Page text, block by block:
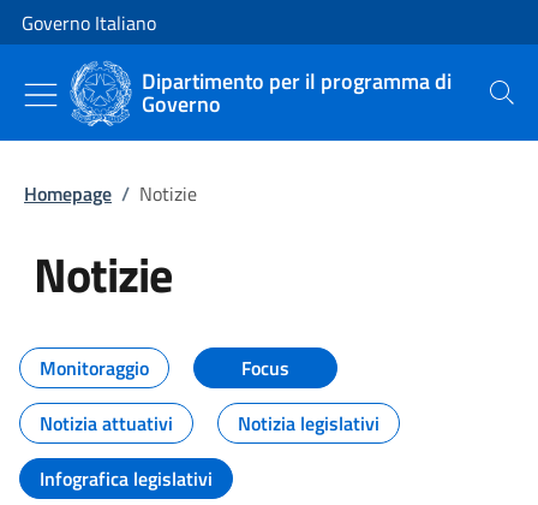
Vai al contenuto
Vai alla navigazione del sito
Governo Italiano
Dipartimento per il programma di
Governo Cerca
Homepage / Notizie
Notizie
Tutti i contenuti della pagina
Monitoraggio
Focus
Notizia attuativi
Notizia legislativi
Infografica legislativi